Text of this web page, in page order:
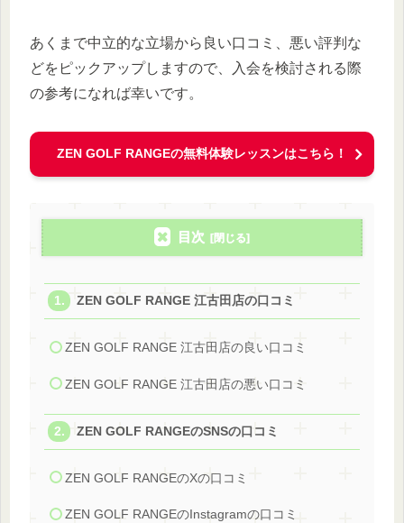
あくまで中立的な立場から良い口コミ、悪い評判な
どをピックアップしますので、入会を検討される際
の参考になれば幸いです。
ZEN GOLF RANGEの無料体験レッスンはこちら！
目次
ZEN GOLF RANGE 江古田店の口コミ
ZEN GOLF RANGE 江古田店の良い口コミ
ZEN GOLF RANGE 江古田店の悪い口コミ
ZEN GOLF RANGEのSNSの口コミ
ZEN GOLF RANGEのXの口コミ
ZEN GOLF RANGEのInstagramの口コミ